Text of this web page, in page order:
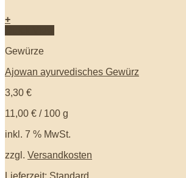
+
Gewürze
Ajowan ayurvedisches Gewürz
3,30 €
11,00 € / 100 g
inkl. 7 % MwSt.
zzgl. Versandkosten